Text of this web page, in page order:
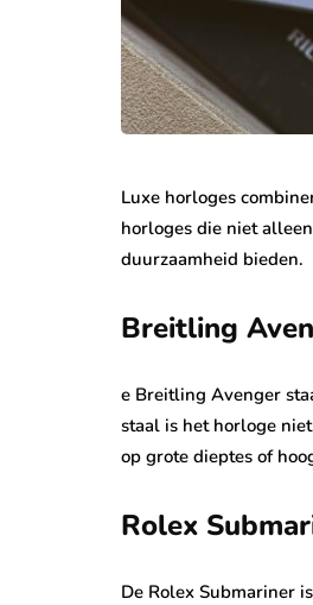
Luxe horloges
horloges die niet
duurzaamheid bieden.
Breitling
e Breitling Avenger
staal is het horloge
op grote dieptes of
Rolex
De Rolex Submariner